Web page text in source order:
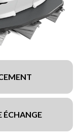
ÉCHANGE